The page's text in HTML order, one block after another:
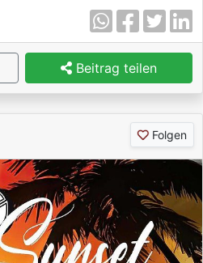
Beitrag teilen
Folgen